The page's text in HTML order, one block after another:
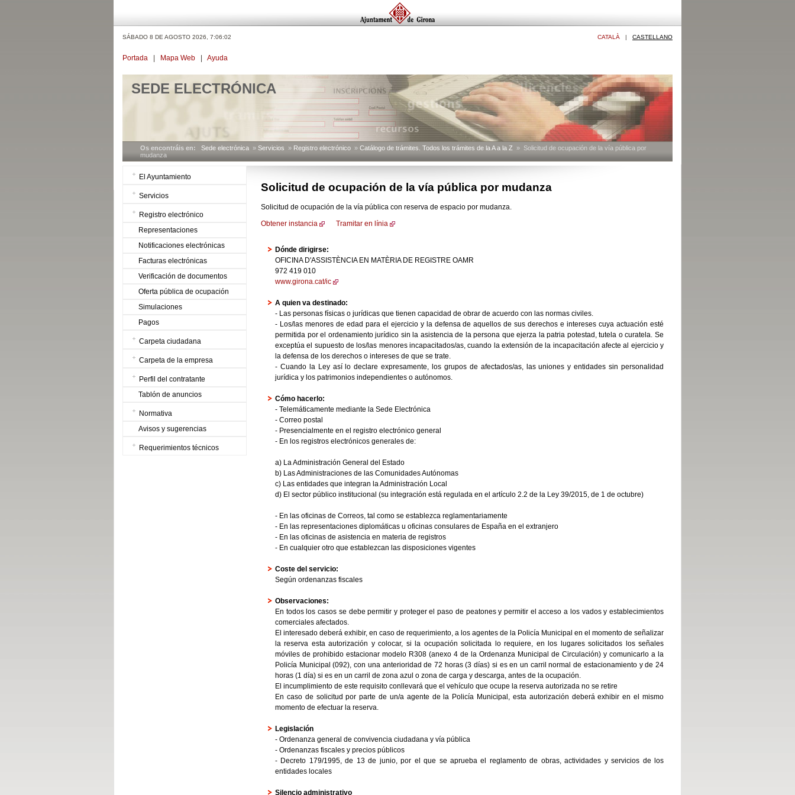
SÁBADO 8 DE AGOSTO 2026, 7:06:02 CATALÀ | CASTELLANO
Portada Mapa Web Ayuda
SEDE ELECTRÓNICA
Os encontráis en: Sede electrónica » Servicios » Registro electrónico » Catálogo de trámites. Todos los trámites de la A a la Z » Solicitud de ocupación de la vía pública por
mudanza
El Ayuntamiento
Servicios
Registro electrónico
Representaciones
Notificaciones electrónicas
Facturas electrónicas
Verificación de documentos
Oferta pública de ocupación
Simulaciones
Pagos
Carpeta ciudadana
Carpeta de la empresa
Perfil del contratante
Tablón de anuncios
Normativa
Avisos y sugerencias
Requerimientos técnicos
Solicitud de ocupación de la vía pública por mudanza
Solicitud de ocupación de la vía pública con reserva de espacio por mudanza.
Obtener instancia
Tramitar en línia
Dónde dirigirse:
OFICINA D'ASSISTÈNCIA EN MATÈRIA DE REGISTRE OAMR
972 419 010
www.girona.cat/ic
A quien va destinado:
- Las personas físicas o jurídicas que tienen capacidad de obrar de acuerdo con las normas civiles.
- Los/las menores de edad para el ejercicio y la defensa de aquellos de sus derechos e intereses cuya actuación esté
permitida por el ordenamiento jurídico sin la asistencia de la persona que ejerza la patria potestad, tutela o curatela. Se
exceptúa el supuesto de los/las menores incapacitados/as, cuando la extensión de la incapacitación afecte al ejercicio y
la defensa de los derechos o intereses de que se trate.
- Cuando la Ley así lo declare expresamente, los grupos de afectados/as, las uniones y entidades sin personalidad
jurídica y los patrimonios independientes o autónomos.
Cómo hacerlo:
- Telemáticamente mediante la Sede Electrónica
- Correo postal
- Presencialmente en el registro electrónico general
- En los registros electrónicos generales de:
a) La Administración General del Estado
b) Las Administraciones de las Comunidades Autónomas
c) Las entidades que integran la Administración Local
d) El sector público institucional (su integración está regulada en el artículo 2.2 de la Ley 39/2015, de 1 de octubre)
- En las oficinas de Correos, tal como se establezca reglamentariamente
- En las representaciones diplomáticas u oficinas consulares de España en el extranjero
- En las oficinas de asistencia en materia de registros
- En cualquier otro que establezcan las disposiciones vigentes
Coste del servicio:
Según ordenanzas fiscales
Observaciones:
En todos los casos se debe permitir y proteger el paso de peatones y permitir el acceso a los vados y establecimientos
comerciales afectados.
El interesado deberá exhibir, en caso de requerimiento, a los agentes de la Policía Municipal en el momento de señalizar
la reserva esta autorización y colocar, si la ocupación solicitada lo requiere, en los lugares solicitados los señales
móviles de prohibido estacionar modelo R308 (anexo 4 de la Ordenanza Municipal de Circulación) y comunicarlo a la
Policía Municipal (092), con una anterioridad de 72 horas (3 días) si es en un carril normal de estacionamiento y de 24
horas (1 día) si es en un carril de zona azul o zona de carga y descarga, antes de la ocupación.
El incumplimiento de este requisito conllevará que el vehículo que ocupe la reserva autorizada no se retire
En caso de solicitud por parte de un/a agente de la Policía Municipal, esta autorización deberá exhibir en el mismo
momento de efectuar la reserva.
Legislación
- Ordenanza general de convivencia ciudadana y vía pública
- Ordenanzas fiscales y precios públicos
- Decreto 179/1995, de 13 de junio, por el que se aprueba el reglamento de obras, actividades y servicios de los
entidades locales
Silencio administrativo